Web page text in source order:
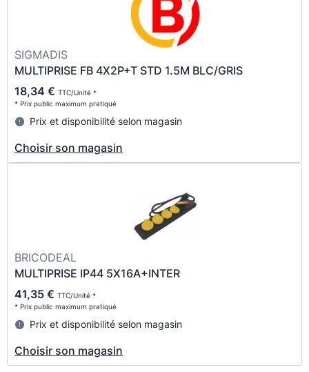
SIGMADIS
MULTIPRISE FB 4X2P+T STD 1.5M BLC/GRIS
18,34 € TTC/Unité *
* Prix public maximum pratiqué
Prix et disponibilité selon magasin
Choisir son magasin
BRICODEAL
MULTIPRISE IP44 5X16A+INTER
41,35 € TTC/Unité *
* Prix public maximum pratiqué
Prix et disponibilité selon magasin
Choisir son magasin